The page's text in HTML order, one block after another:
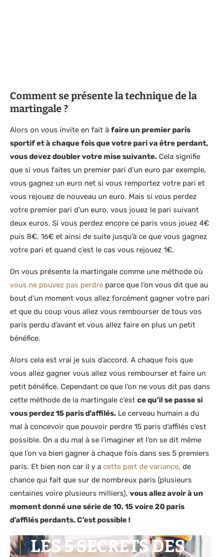
Comment se présente la technique de la
martingale ?
Alors on vous invite en fait à faire un premier paris
sportif et à chaque fois que votre pari va être perdant,
vous devez doubler votre mise suivante. Cela signifie
que si vous faites un premier pari d’un euro par exemple,
vous gagnez un euro net si vous remportez votre pari et
vous rejouez de nouveau un euro. Mais si vous perdez
votre premier pari d’un euro, vous jouez le pari suivant
deux euros. Si vous perdez encore ce paris vous jouez 4€
puis 8€, 16€ et ainsi de suite jusqu’à ce que vous gagnez
votre pari et quand c’est le cas vous rejouez 1€.
On vous présente la martingale comme une méthode où
vous ne pouvez pas perdre parce que l’on vous dit que au
bout d’un moment vous allez forcément gagner votre pari
et que du coup vous allez vous rembourser de tous vos
paris perdu d’avant et vous allez faire en plus un petit
bénéfice.
Alors cela est vrai je suis d’accord. A chaque fois que
vous allez gagner vous allez vous rembourser et faire un
petit bénéfice. Cependant ce que l’on ne vous dit pas dans
cette méthode de la martingale c’est ce qu’il se passe si
vous perdez 15 paris d’affilés. Le cerveau humain a du
mal à concevoir que pouvoir perdre 15 paris d’affilés c’est
possible. On a du mal à se l’imaginer et l’on se dit même
que l’on va bien gagner à chaque fois dans ses 5 premiers
paris. Et bien non car il y a cette part de variance, de
chance qui fait que sur de nombreux paris (plusieurs
centaines voire plusieurs milliers), vous allez avoir à un
moment donné une série de 10, 15 voire 20 paris
d’affilés perdants. C’est possible !
LES 5 SECRETS DES